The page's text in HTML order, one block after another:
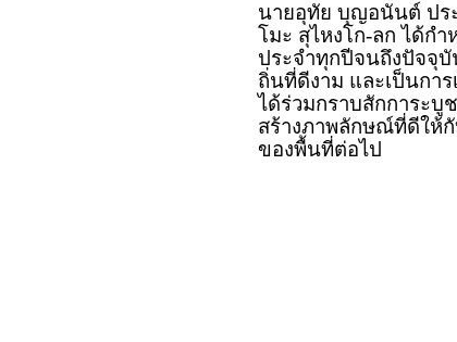
นายอุทัย บุญอนันต์ ประ
โมะ สุไหงโก-ลก ได้กำ
ประจำทุกปีจนถึงปัจจุ
ถิ่นที่ดีงาม และเป็นกา
ได้ร่วมกราบสักการะบู
สร้างภาพลักษณ์ที่ดีให้กั
ของพื้นที่ต่อไป